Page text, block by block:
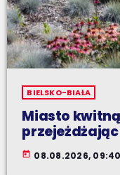
BIELSKO-BIAŁA
Miasto
przejeżdżając
today 08.08.2026, 09:40